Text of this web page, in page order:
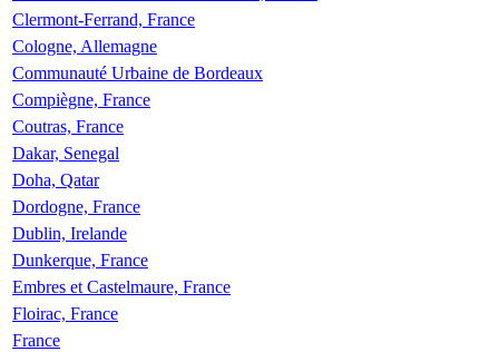
Clermont-Ferrand, France
Cologne, Allemagne
Communauté Urbaine de Bordeaux
Compiègne, France
Coutras, France
Dakar, Senegal
Doha, Qatar
Dordogne, France
Dublin, Irelande
Dunkerque, France
Embres et Castelmaure, France
Floirac, France
France